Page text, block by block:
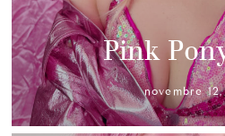
Pink
novembre